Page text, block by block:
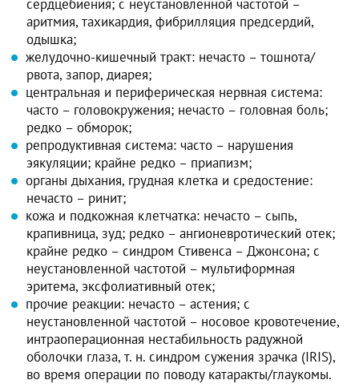
сердцебиения; с неустановленной частотой –
аритмия, тахикардия, фибрилляция предсердий,
одышка;
желудочно-кишечный тракт: нечасто – тошнота/
рвота, запор, диарея;
центральная и периферическая нервная система:
часто – головокружения; нечасто – головная боль;
редко – обморок;
репродуктивная система: часто – нарушения
эякуляции; крайне редко – приапизм;
органы дыхания, грудная клетка и средостение:
нечасто – ринит;
кожа и подкожная клетчатка: нечасто – сыпь,
крапивница, зуд; редко – ангионевротический отек;
крайне редко – синдром Стивенса – Джонсона; с
неустановленной частотой – мультиформная
эритема, эксфолиативный отек;
прочие реакции: нечасто – астения; с
неустановленной частотой – носовое кровотечение,
интраоперационная нестабильность радужной
оболочки глаза, т. н. синдром сужения зрачка (IRIS),
во время операции по поводу катаракты/глаукомы.